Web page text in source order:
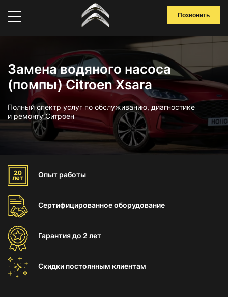
Позвонить
Замена водяного насоса
(помпы) Citroen Xsara
Полный спектр услуг по обслуживанию, диагностике
и ремонту Ситроен
Опыт работы
Сертифицированноеоборудование
Гарантиядо 2 лет
Скидки постоянным клиентам